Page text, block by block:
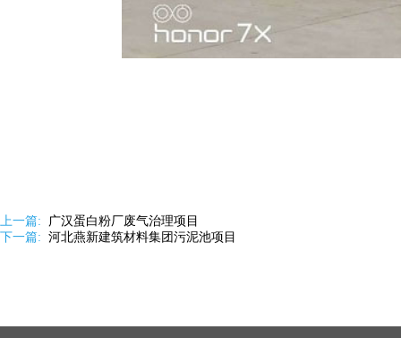
上一篇:
广汉蛋白粉厂废气治理项目
下一篇: 河北燕新建筑材料集团污泥池项目